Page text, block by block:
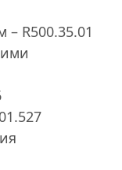
R500.35.01